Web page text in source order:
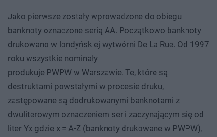
Jako pierwsze zostały wprowadzone do obiegu
banknoty oznaczone serią AA. Początkowo banknoty
drukowano w londyńskiej wytwórni De La Rue. Od 1997
roku wszystkie nominały
produkuje PWPW w Warszawie. Te, które są
destruktami powstałymi w procesie druku,
zastępowane są dodrukowanymi banknotami z
dwuliterowym oznaczeniem serii zaczynającym się od
liter Yx gdzie x = A-Z (banknoty drukowane w PWPW),